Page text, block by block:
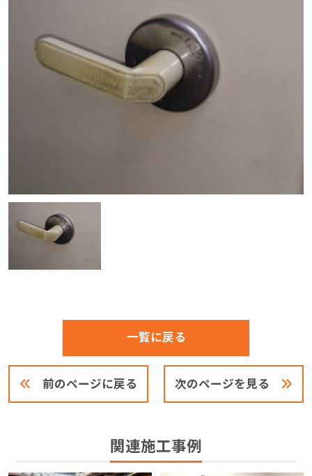
前のページに戻る
一覧に戻る
次のページを見る
関連施工事例